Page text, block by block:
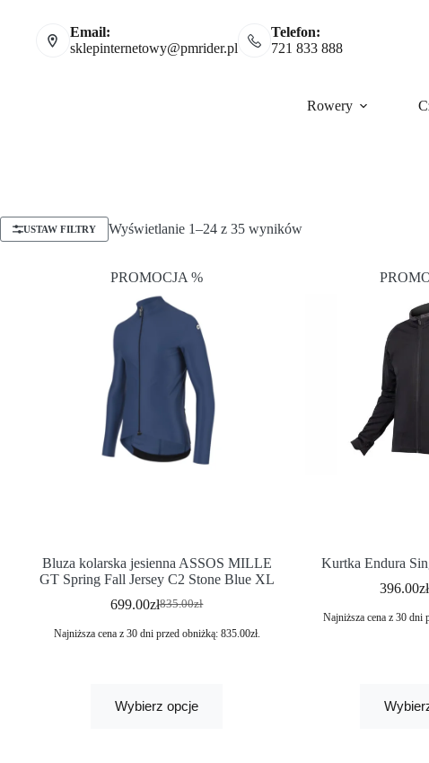
Email:
sklepinternetowy@pmrider.pl
Telefon:
721 833 888
Rowery
USTAW FILTRY Wyświetlanie 1–24 z 35 wyników
PROMOCJA %
Bluza kolarska jesienna ASSOS MILLE
GT Spring Fall Jersey C2 Stone Blue XL
835.00zł
699.00zł
Najniższa cena z 30 dni przed obniżką: 835.00zł.
Wybierz opcje
Kurtka Endura
396.00zł
Najniższa cena z 30 dni